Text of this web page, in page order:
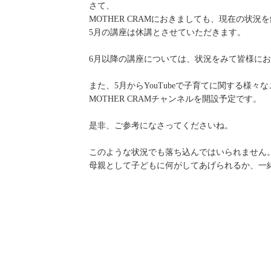
さて、
MOTHER CRAMにおきましても、現在の状況
5月の講座は休講とさせていただきます。
6月以降の講座については、状況をみて皆様に
また、5月からYouTubeで子育てに関する様々
MOTHER CRAMチャンネルを開設予定です。
是非、ご参考になさってくださいね。
このような状況でも落ち込んではいられません
母親として子どもに何がしてあげられるか、